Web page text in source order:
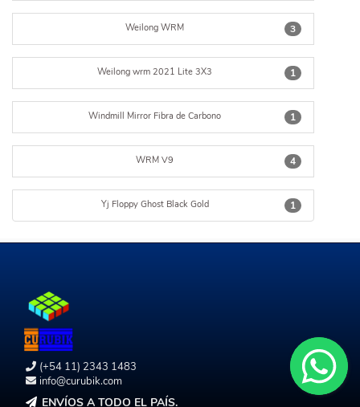
3
Weilong WRM
1
Weilong wrm 2021 Lite 3X3
1
Windmill Mirror Fibra de Carbono
4
WRM V9
1
Yj Floppy Ghost Black Gold
(+54 11) 2343 1483
info@curubik.com
ENVÍOS A TODO EL PAÍS.